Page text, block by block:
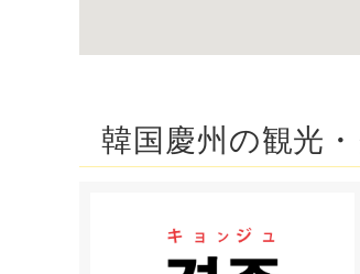
韓国慶州の観光